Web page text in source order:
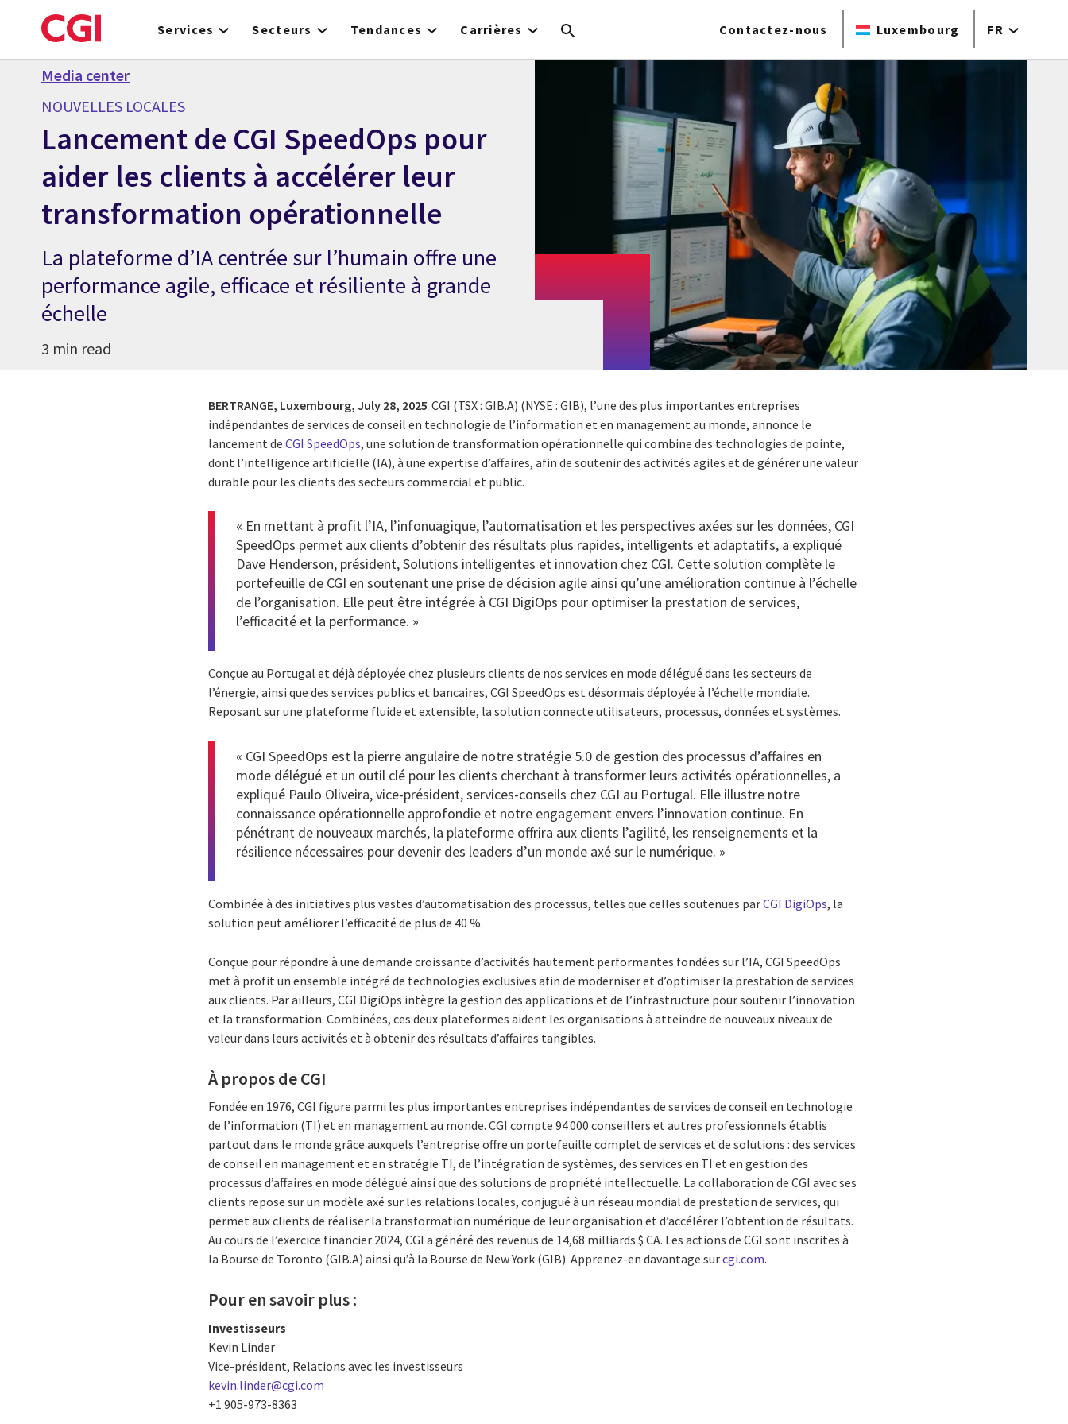
to
content
Services Secteurs Tendances Carrières Contactez-nous Luxembourg FR
Media center
NOUVELLES LOCALES
Lancement de CGI SpeedOps pour
aider les clients à accélérer leur
transformation opérationnelle
La plateforme d’IA centrée sur l’humain offre une
performance agile, efficace et résiliente à grande
échelle
3 min read
BERTRANGE, Luxembourg, July 28, 2025 CGI (TSX : GIB.A) (NYSE : GIB), l’une des plus importantes entreprises
indépendantes de services de conseil en technologie de l’information et en management au monde, annonce le
lancement deCGI SpeedOps, une solution de transformation opérationnelle qui combine des technologies de pointe,
dont l’intelligence artificielle (IA), à une expertise d’affaires, afin de soutenir des activités agiles et de générer une valeur
durable pour les clients des secteurs commercial et public.
« En mettant à profit l’IA, l’infonuagique, l’automatisation et les perspectives axées sur les données, CGI
SpeedOps permet aux clients d’obtenir des résultats plus rapides, intelligents et adaptatifs, a expliqué
Dave Henderson, président, Solutions intelligentes et innovation chez CGI. Cette solution complète le
portefeuille de CGI en soutenant une prise de décision agile ainsi qu’une amélioration continue à l’échelle
de l’organisation. Elle peut être intégrée à CGI DigiOps pour optimiser la prestation de services,
l’efficacité et la performance. »
Conçue au Portugal et déjà déployée chez plusieurs clients de nos services en mode délégué dans les secteurs de
l’énergie, ainsi que des services publics et bancaires, CGI SpeedOps est désormais déployée à l’échelle mondiale.
Reposant sur une plateforme fluide et extensible, la solution connecte utilisateurs, processus, données et systèmes.
« CGI SpeedOps est la pierre angulaire de notre stratégie 5.0 de gestion des processus d’affaires en
mode délégué et un outil clé pour les clients cherchant à transformer leurs activités opérationnelles, a
expliqué Paulo Oliveira, vice-président, services-conseils chez CGI au Portugal. Elle illustre notre
connaissance opérationnelle approfondie et notre engagement envers l’innovation continue. En
pénétrant de nouveaux marchés, la plateforme offrira aux clients l’agilité, les renseignements et la
résilience nécessaires pour devenir des leaders d’un monde axé sur le numérique. »
Combinée à des initiatives plus vastes d’automatisation des processus, telles que celles soutenues parCGI DigiOps, la
solution peut améliorer l’efficacité de plus de 40 %.
Conçue pour répondre à une demande croissante d’activités hautement performantes fondées sur l’IA, CGI SpeedOps
met à profit un ensemble intégré de technologies exclusives afin de moderniser et d’optimiser la prestation de services
aux clients. Par ailleurs, CGI DigiOps intègre la gestion des applications et de l’infrastructure pour soutenir l’innovation
et la transformation. Combinées, ces deux plateformes aident les organisations à atteindre de nouveaux niveaux de
valeur dans leurs activités et à obtenir des résultats d’affaires tangibles.
À propos de CGI
Fondée en 1976, CGI figure parmi les plus importantes entreprises indépendantes de services de conseil en technologie
de l’information (TI) et en management au monde. CGI compte 94 000 conseillers et autres professionnels établis
partout dans le monde grâce auxquels l’entreprise offre un portefeuille complet de services et de solutions : des services
de conseil en management et en stratégie TI, de l’intégration de systèmes, des services en TI et en gestion des
processus d’affaires en mode délégué ainsi que des solutions de propriété intellectuelle. La collaboration de CGI avec ses
clients repose sur un modèle axé sur les relations locales, conjugué à un réseau mondial de prestation de services, qui
permet aux clients de réaliser la transformation numérique de leur organisation et d’accélérer l’obtention de résultats.
Au cours de l’exercice financier 2024, CGI a généré des revenus de 14,68 milliards $ CA. Les actions de CGI sont inscrites à
la Bourse de Toronto (GIB.A) ainsi qu’à la Bourse de New York (GIB). Apprenez-en davantage surcgi.com.
Pour en savoir plus :
Investisseurs
Kevin Linder
Vice-président, Relations avec les investisseurs
kevin.linder@cgi.com
+1 905-973-8363